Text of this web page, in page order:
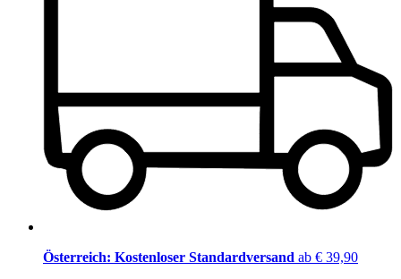
Österreich: Kostenloser Standardversand ab € 39,90